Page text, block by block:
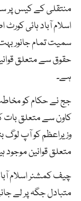
منتقلی کے کیس
اسلام آباد ہائی
سمیت تمام جانور
حقوق سے متعلق
ہے۔
جج نے حکام کو
کاون سے متعلق بات
وزیراعظم کو آپ لوگ
متعلق قوانین موجود
چیف کمشنر اسلام
متبادل جگہ پر لے